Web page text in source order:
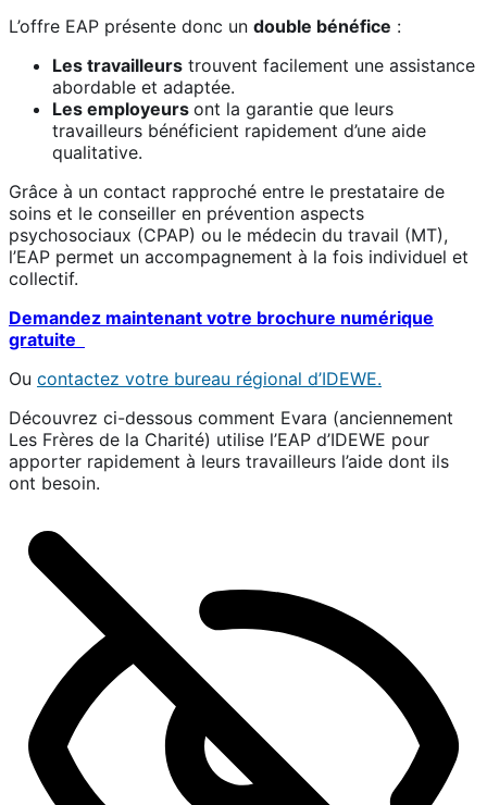
L’offre EAP présente donc un double bénéfice :
Les travailleurs trouvent facilement une assistance
abordable et adaptée.
Les employeurs ont la garantie que leurs
travailleurs bénéficient rapidement d’une aide
qualitative.
Grâce à un contact rapproché entre le prestataire de
soins et le conseiller en prévention aspects
psychosociaux (CPAP) ou le médecin du travail (MT),
l’EAP permet un accompagnement à la fois individuel et
collectif.
Demandez maintenant votre brochure numérique
gratuite
Ou contactez votre bureau régional d’IDEWE.
Découvrez ci-dessous comment Evara (anciennement
Les Frères de la Charité) utilise l’EAP d’IDEWE pour
apporter rapidement à leurs travailleurs l’aide dont ils
ont besoin.